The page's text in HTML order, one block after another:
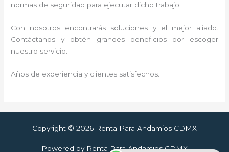
normas de seguridad para ejecutar dicho trabajo.
Con nosotros encontrarás soluciones y el mejor aliado.
Contáctanos y obtén grandes beneficios por escoger
nuestro servicio.
Años de experiencia y clientes satisfechos.
Copyright © 2026 Renta Para Andamios CDMX
Powered by Renta Para Andamios CDMX